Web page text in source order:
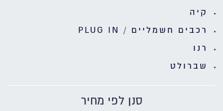
קיה
רכבים חשמליים / PLUG IN
רנו
שברולט
סנן לפי מחיר